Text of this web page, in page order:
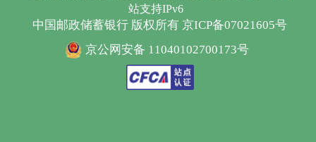
站支持IPv6
中国邮政储蓄银行 版权所有 京ICP备07021605号
京公网安备 11040102700173号